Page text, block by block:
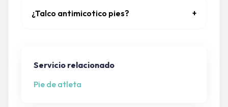
¿Talco antimicotico pies? +
Servicio relacionado
Pie de atleta